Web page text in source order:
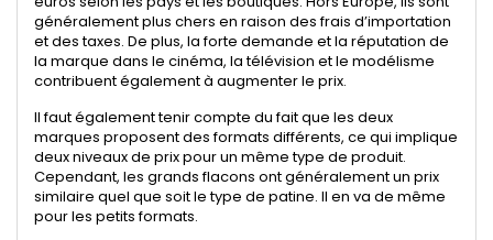
généralement plus chers en raison des frais d’importation
et des taxes. De plus, la forte demande et la réputation de
la marque dans le cinéma, la télévision et le modélisme
contribuent également à augmenter le prix.
Il faut également tenir compte du fait que les deux
marques proposent des formats différents, ce qui implique
deux niveaux de prix pour un même type de produit.
Cependant, les grands flacons ont généralement un prix
similaire quel que soit le type de patine. Il en va de même
pour les petits formats.